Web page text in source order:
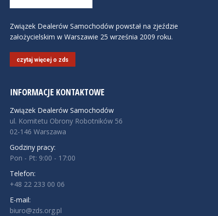
Związek Dealerów Samochodów powstał na zjeździe
założycielskim w Warszawie 25 września 2009 roku.
czytaj więcej o zds
INFORMACJE KONTAKTOWE
Związek Dealerów Samochodów
ul. Komitetu Obrony Robotników 56
02-146 Warszawa
Godziny pracy:
Pon - Pt: 9:00 - 17:00
Telefon:
+48 22 233 00 06
E-mail:
biuro@zds.org.pl